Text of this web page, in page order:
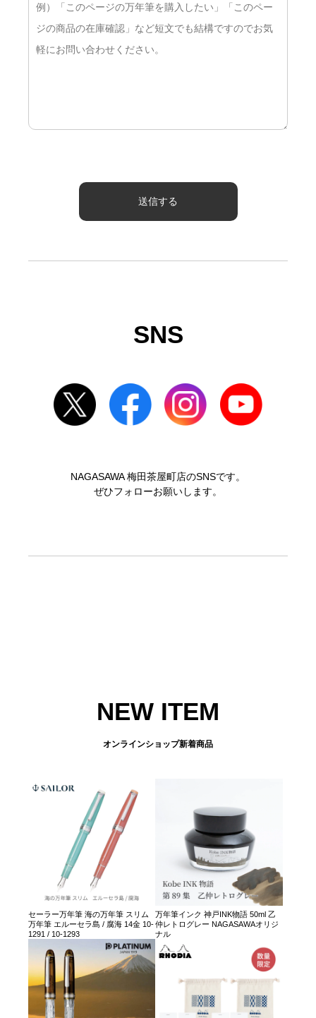
SNS
NAGASAWA 梅田茶屋町店のSNSです。
ぜひフォローお願いします。
NEW ITEM
オンラインショップ新着商品
セーラー万年筆 海の万年筆 スリム
万年筆 エルーセラ島 / 腐海 14金 10-
1291 / 10-1293
万年筆インク 神戸INK物語 50ml 乙
仲レトログレー NAGASAWAオリジ
ナル